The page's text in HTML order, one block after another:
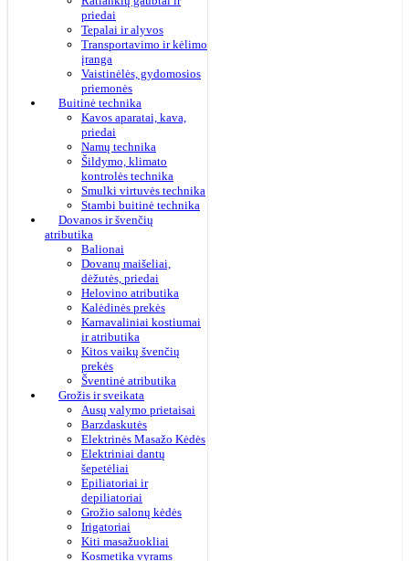
priedai
Tepalai ir alyvos
Transportavimo ir kėlimo
įranga
Vaistinėlės, gydomosios
priemonės
Buitinė technika
Kavos aparatai, kava,
priedai
Namų technika
Šildymo, klimato
kontrolės technika
Smulki virtuvės technika
Stambi buitinė technika
Dovanos ir švenčių
atributika
Balionai
Dovanų maišeliai,
dėžutės, priedai
Helovino atributika
Kalėdinės prekės
Karnavaliniai kostiumai
ir atributika
Kitos vaikų švenčių
prekės
Šventinė atributika
Grožis ir sveikata
Ausų valymo prietaisai
Barzdaskutės
Elektrinės Masažo Kėdės
Elektriniai dantų
šepetėliai
Epiliatoriai ir
depiliatoriai
Grožio salonų kėdės
Irigatoriai
Kiti masažuokliai
Kosmetika vyrams